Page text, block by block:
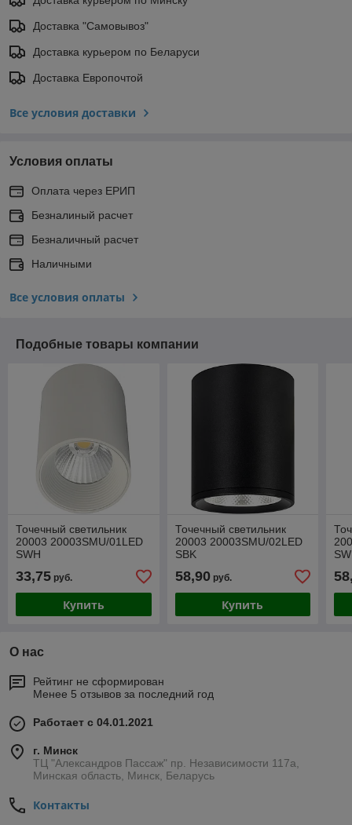
Доставка "Самовывоз"
Доставка курьером по Беларуси
Доставка Европочтой
Все условия доставки
Условия оплаты
Оплата через ЕРИП
Безналиный расчет
Безналичный расчет
Наличными
Все условия оплаты
Подобные товары компании
Точечный светильник
20003 20003SMU/01LED
SWH
33,75 руб.
Купить
Точечный светильник
20003 20003SMU/02LED
SBK
58,90руб.
Купить
О нас
Рейтинг не сформирован
Менее 5 отзывов за последний год
Работает с 04.01.2021
г. Минск
ТЦ "Александров Пассаж" пр. Независимости 117а,
Минская область, Минск, Беларусь
Контакты